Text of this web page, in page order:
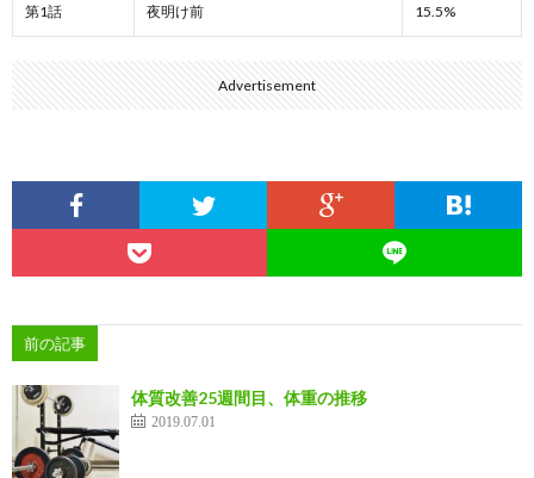
第1話 夜明け前 15.5%
Advertisement
前の記事
体質改善25週間目、体重の推移
2019.07.01